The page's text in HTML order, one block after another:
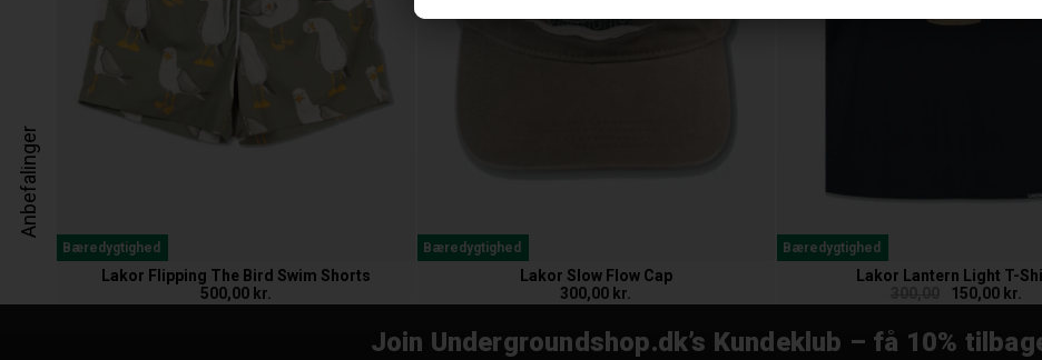
Anbefalinger
Bæredygtighed
Lakor Flipping The Bird Swim Shorts
500,00 kr.
Bæredygtighed
Lakor Slow Flow Cap
300,00 kr.
Bæredygtighed
Lakor Lantern Light T-
150,00 kr.
Join Undergroundshop.dk’s Kundeklub – få 10%